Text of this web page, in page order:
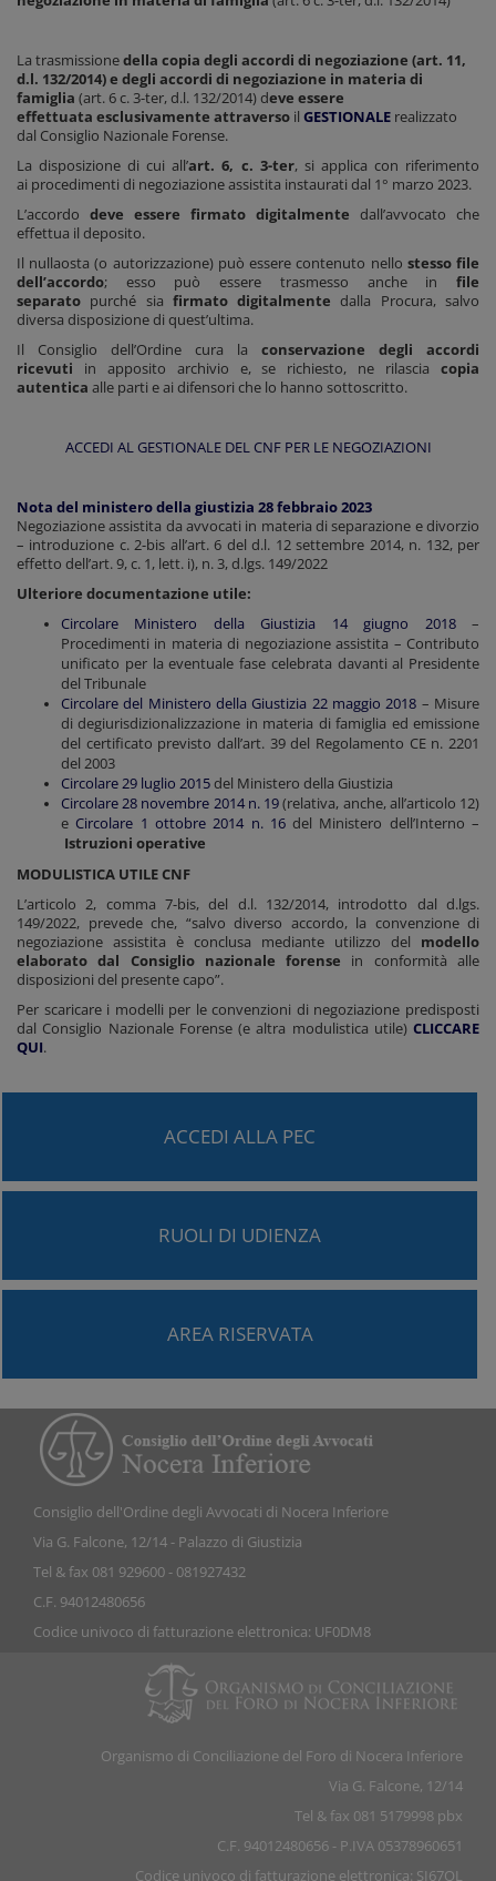
La trasmissionedella copia degli accordi di negoziazione (art. 11,
d.l. 132/2014) e degli accordi di negoziazione in materia di
famiglia (art. 6 c. 3-ter, d.l. 132/2014) deve essere
effettuata esclusivamente attraverso il GESTIONALE realizzato
dal Consiglio Nazionale Forense.
La disposizione di cui all’art. 6, c. 3-ter, si applica con riferimento
ai procedimenti di negoziazione assistita instaurati dal 1° marzo 2023.
L’accordo deve essere firmato digitalmente dall’avvocato che
effettua il deposito.
Il nullaosta (o autorizzazione) può essere contenuto nello stesso file
dell’accordo; esso può essere trasmesso anche in file
separato purché sia firmato digitalmente dalla Procura, salvo
diversa disposizione di quest’ultima.
Il Consiglio dell’Ordine cura la conservazione degli accordi
ricevuti in apposito archivio e, se richiesto, ne rilascia copia
autentica alle parti e ai difensori che lo hanno sottoscritto.
ACCEDI AL GESTIONALE DEL CNF PER LE NEGOZIAZIONI
Nota del ministero della giustizia 28 febbraio 2023
Negoziazione assistita da avvocati in materia di separazione e divorzio
– introduzione c. 2-bis all’art. 6 del d.l. 12 settembre 2014, n. 132, per
effetto dell’art. 9, c. 1, lett. i), n. 3, d.lgs. 149/2022
Ulteriore documentazione utile:
Circolare Ministero della Giustizia 14 giugno 2018–
Procedimenti in materia di negoziazione assistita – Contributo
unificato per la eventuale fase celebrata davanti al Presidente
del Tribunale
Circolare del Ministero della Giustizia 22 maggio 2018 – Misure
di degiurisdizionalizzazione in materia di famiglia ed emissione
del certificato previsto dall’art. 39 del Regolamento CE n. 2201
del 2003
Circolare 29 luglio 2015del Ministero della Giustizia
Circolare 28 novembre 2014 n. 19(relativa, anche, all’articolo 12)
e Circolare 1 ottobre 2014 n. 16del Ministero dell’Interno –
Istruzioni operative
MODULISTICA UTILE CNF
L’articolo 2, comma 7-bis, del d.l. 132/2014, introdotto dal d.lgs.
149/2022, prevede che, “salvo diverso accordo, la convenzione di
negoziazione assistita è conclusa mediante utilizzo del modello
elaborato dal Consiglio nazionale forense in conformità alle
disposizioni del presente capo”.
Per scaricare i modelli per le convenzioni di negoziazione predisposti
dal Consiglio Nazionale Forense (e altra modulistica utile) CLICCARE
QUI.
ACCEDI ALLA PEC
RUOLI DI UDIENZA
AREA RISERVATA
Consiglio dell'Ordine degli Avvocati di Nocera Inferiore
Via G. Falcone, 12/14 - Palazzo di Giustizia
Tel & fax 081 929600 - 081927432
C.F. 94012480656
Codice univoco di fatturazione elettronica: UF0DM8
Organismo di Conciliazione del Foro di Nocera Inferiore
Via G. Falcone, 12/14
Tel & fax 081 5179998 pbx
C.F. 94012480656 - P.IVA 05378960651
Codice univoco di fatturazione elettronica: SI67QL